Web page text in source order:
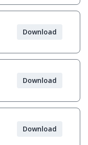
Download
Download
Download